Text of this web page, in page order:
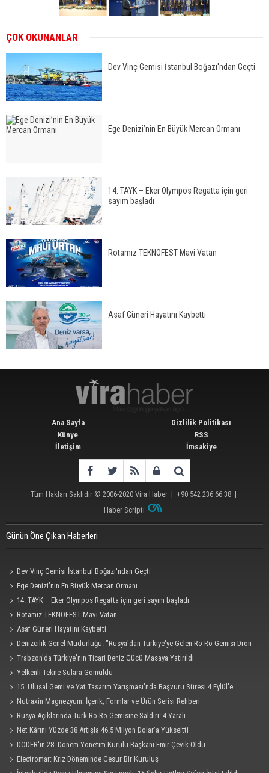
ÇOK OKUNANLAR
Dev Vinç Gemisi İstanbul Boğazı'ndan Geçti
Ege Denizi’nin En Büyük Mercan Ormanı
14. TAYK – Eker Olympos Regatta için geri
sayım başladı
Rotamız TEKNOFEST Mavi Vatan
Asaf Güneri Hayatını Kaybetti
Ana Sayfa
Künye
İletişim
Gizlilik Politikası
RSS
İmsakiye
Tüm Hakları Saklıdır © 2006-2020 Vira Haber | +90 542 236 66 38 |
Haber Scripti
Günün Öne Çıkan Haberleri
Dev Vinç Gemisi İstanbul Boğazı'ndan Geçti
Ege Denizi’nin En Büyük Mercan Ormanı
14. TAYK – Eker Olympos Regatta için geri sayım başladı
Rotamız TEKNOFEST Mavi Vatan
Asaf Güneri Hayatını Kaybetti
Denizcilik Genel Müdürlüğü: "Rusya'dan Türkiye'ye Gelen Ro-Ro Gemisi Dron
Saldırısına Uğradı"
Trabzon'da Türkiye'nin Ticari Deniz Gücü Masaya Yatırıldı
Yelkenli Tekne Sulara Gömüldü
15. Ulusal Gemi ve Yat Tasarım Yarışması'nda Başvuru Süresi 4 Eylül'e
Uzatıldı
Nutraxin Magnezyum: İçerik, Formlar ve Ürün Serisi Rehberi
Rusya Açıklarında Türk Ro-Ro Gemisine Saldırı: 4 Yaralı
Net Kârını Yüzde 38 Artışla 46.5 Milyon Dolar’a Yükseltti
DÖDER'in 28. Dönem Yönetim Kurulu Başkanı Emir Çevik Oldu
Electromar: Kriz Döneminde Cesur Bir Kuruluş